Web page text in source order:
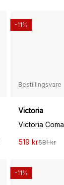
Bestillingsvare
Victoria
519 kr581 kr
-11%
-11%